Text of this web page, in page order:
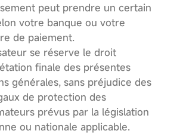
peut prendre un certain
votre banque ou votre
de paiement.
se réserve le droit
finale des présentes
générales, sans préjudice des
de protection des
prévus par la législation
ou nationale applicable.